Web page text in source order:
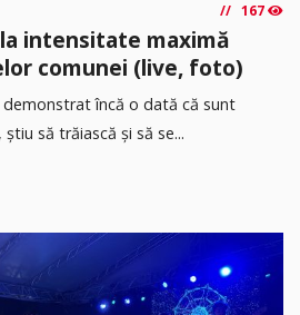
167
intensitate maximă
comunei (live, foto)
demonstrat încă o dată că sunt
să trăiască și să se...